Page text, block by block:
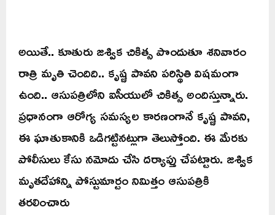
అయితే.. కూతురు జశ్విక చికిత్స పొందుతూ శనివారం
రాత్రి మృతి చెందిది.. కృష్ణ పావని పరిస్థితి విషమంగా
ఉంది.. ఆసుపత్రిలోని ఐసీయులో చికిత్స అందిస్తున్నారు.
ప్రధానంగా ఆరోగ్య సమస్యల కారణంగానే కృష్ణ పావని,
ఈ ఘాతుకానికి ఒడిగట్టినట్లుగా తెలుస్తోంది. ఈ మేరకు
పోలీసులు కేసు నమోదు చేసి దర్యాప్తు చేపట్టారు. జశ్విక
మృతదేహాన్ని పోస్టుమార్టం నిమిత్తం ఆసుపత్రికి
తరలించారు